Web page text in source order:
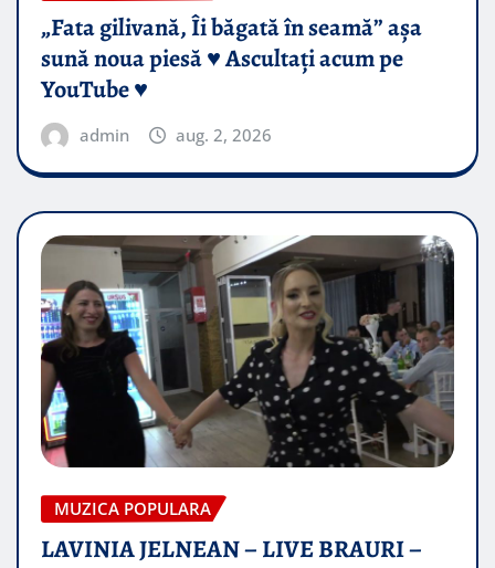
„Fata gilivană, Îi băgată în seamă” așa
sună noua piesă ♥️ Ascultați acum pe
YouTube ♥️
admin aug. 2, 2026
MUZICA POPULARA
LAVINIA JELNEAN – LIVE BRAURI –